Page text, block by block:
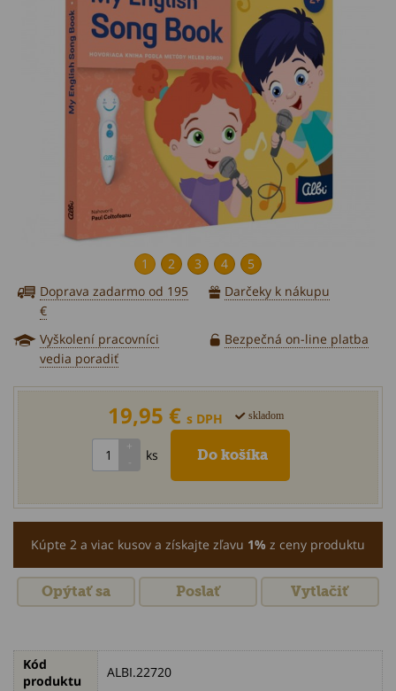
1 2 3 4
5
Doprava zadarmo od 195
€
Darčeky k nákupu
Vyškolení pracovníci
vedia poradiť
Bezpečná on-line platba
19,95 € s DPH skladom
ks
Kúpte 2 a viac kusov a získajte zľavu 1% z ceny produktu
Opýtať sa Poslať Vytlačiť
Kód
produktu
ALBI.22720